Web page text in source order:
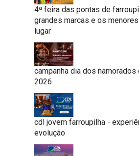
4ª feira das pontas de
grandes marcas e os
lugar
campanha dia dos
2026
cdl jovem farroupilha -
evolução